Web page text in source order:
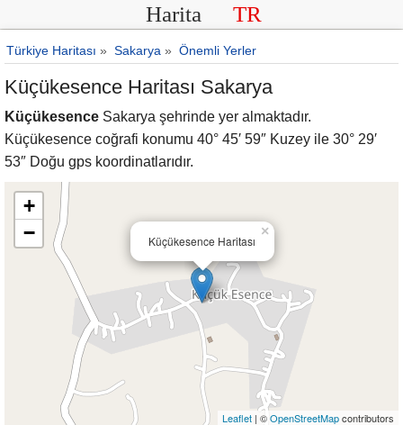
Harita TR
Türkiye Haritası » Sakarya » Önemli Yerler
Küçükesence Haritası Sakarya
Küçükesence Sakarya şehrinde yer almaktadır.
Küçükesence coğrafi konumu 40° 45′ 59″ Kuzey ile 30° 29′
53″ Doğu gps koordinatlarıdır.
Küçükesence Haritası
×
+
−
Leaflet | ©OpenStreetMapcontributors